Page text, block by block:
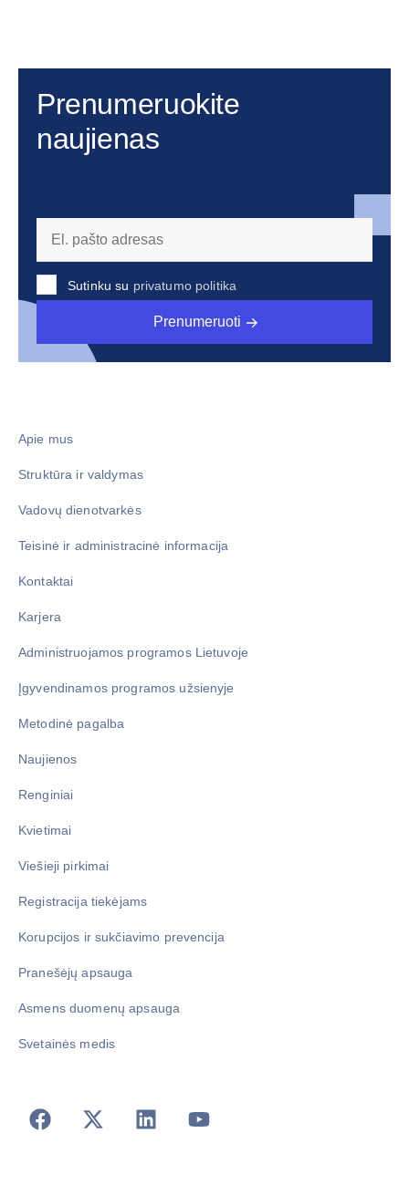
Prenumeruokite
naujienas
Sutinku su privatumo politika
Prenumeruoti
Apie mus
Struktūra ir valdymas
Vadovų dienotvarkės
Teisinė ir administracinė informacija
Kontaktai
Karjera
Administruojamos programos Lietuvoje
Įgyvendinamos programos užsienyje
Metodinė pagalba
Naujienos
Renginiai
Kvietimai
Viešieji pirkimai
Registracija tiekėjams
Korupcijos ir sukčiavimo prevencija
Pranešėjų apsauga
Asmens duomenų apsauga
Svetainės medis